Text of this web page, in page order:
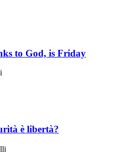
to God, is Friday
è libertà?